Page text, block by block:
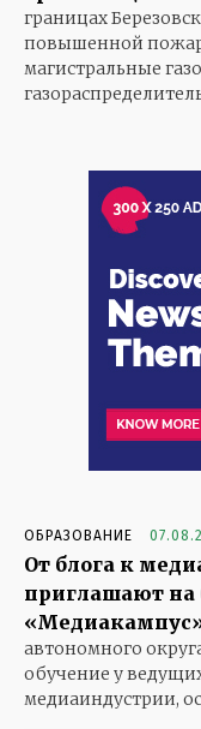
границах
повышенной
магистральные
ОБРАЗОВАНИЕ
От блога к
приглашают на
автономного
обучение у
медиаиндустрии,